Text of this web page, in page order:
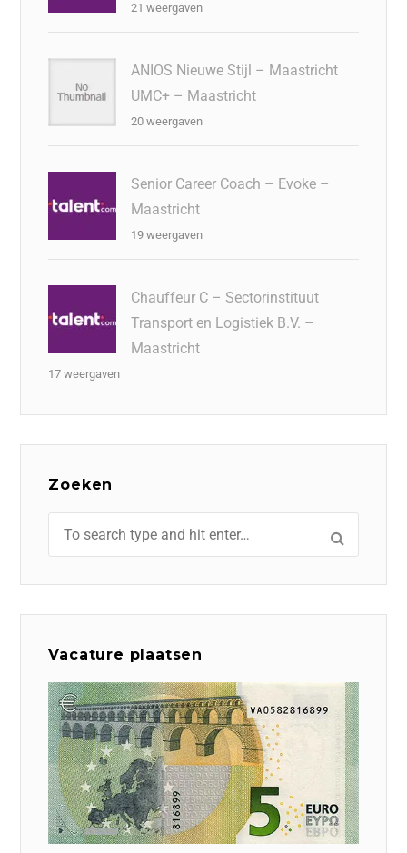
21 weergaven
ANIOS Nieuwe Stijl – Maastricht
UMC+ – Maastricht
20 weergaven
Senior Career Coach – Evoke –
Maastricht
19 weergaven
Chauffeur C – Sectorinstituut
Transport en Logistiek B.V. –
Maastricht
17 weergaven
Zoeken
Vacature plaatsen